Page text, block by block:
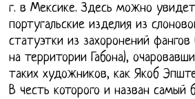
г. в Мексике. Здесь можно
португальские изделия из
статуэтки из захоронений
на территории Габона),
таких художников, как Якоб
В честь которого и назван самый